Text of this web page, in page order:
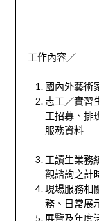
工作內容／
國內外藝術
志工／實習
工招募、排
服務資料
工讀生業務
觀諮詢之計
現場服務相
務、日常展
展覽及年度